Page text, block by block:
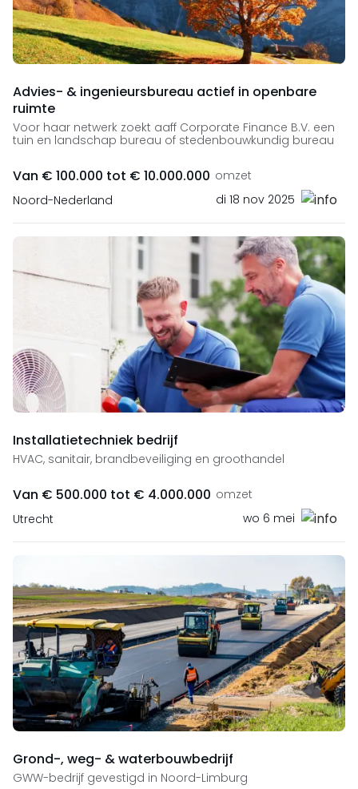
Advies- & ingenieursbureau actief in openbare
ruimte
Voor haar netwerk zoekt aaff Corporate Finance B.V. een
tuin en landschap bureau of stedenbouwkundig bureau
Van € 100.000 tot € 10.000.000 omzet
Noord-Nederland
di 18 nov 2025
Installatietechniek bedrijf
HVAC, sanitair, brandbeveiliging en groothandel
Van € 500.000 tot € 4.000.000 omzet
Utrecht
wo 6 mei
Grond-, weg- & waterbouwbedrijf
GWW-bedrijf gevestigd in Noord-Limburg